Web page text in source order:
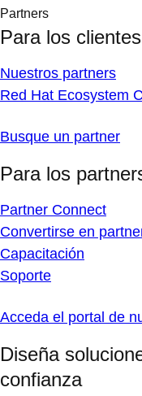
Partners
Para los clientes
Nuestros partners
Red Hat Ecosystem
Busque un partner
Para los
Partner Connect
Convertirse en
Capacitación
Soporte
Acceda el portal de
Diseña
confianza